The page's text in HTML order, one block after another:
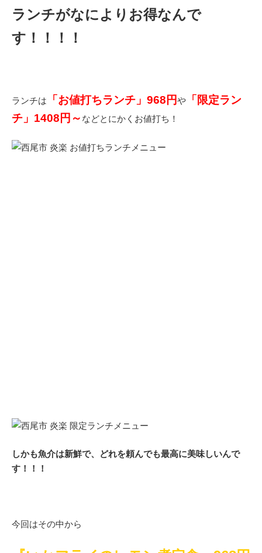
ランチがなによりお得なんで
す！！！！
ランチは 「お値打ちランチ」968円や
「限定ラン
チ」1408円～ などとにかくお値打ち！
しかも魚介は新鮮で、どれを頼んでも最高に美味しいんで
す！！！
今回はその中から